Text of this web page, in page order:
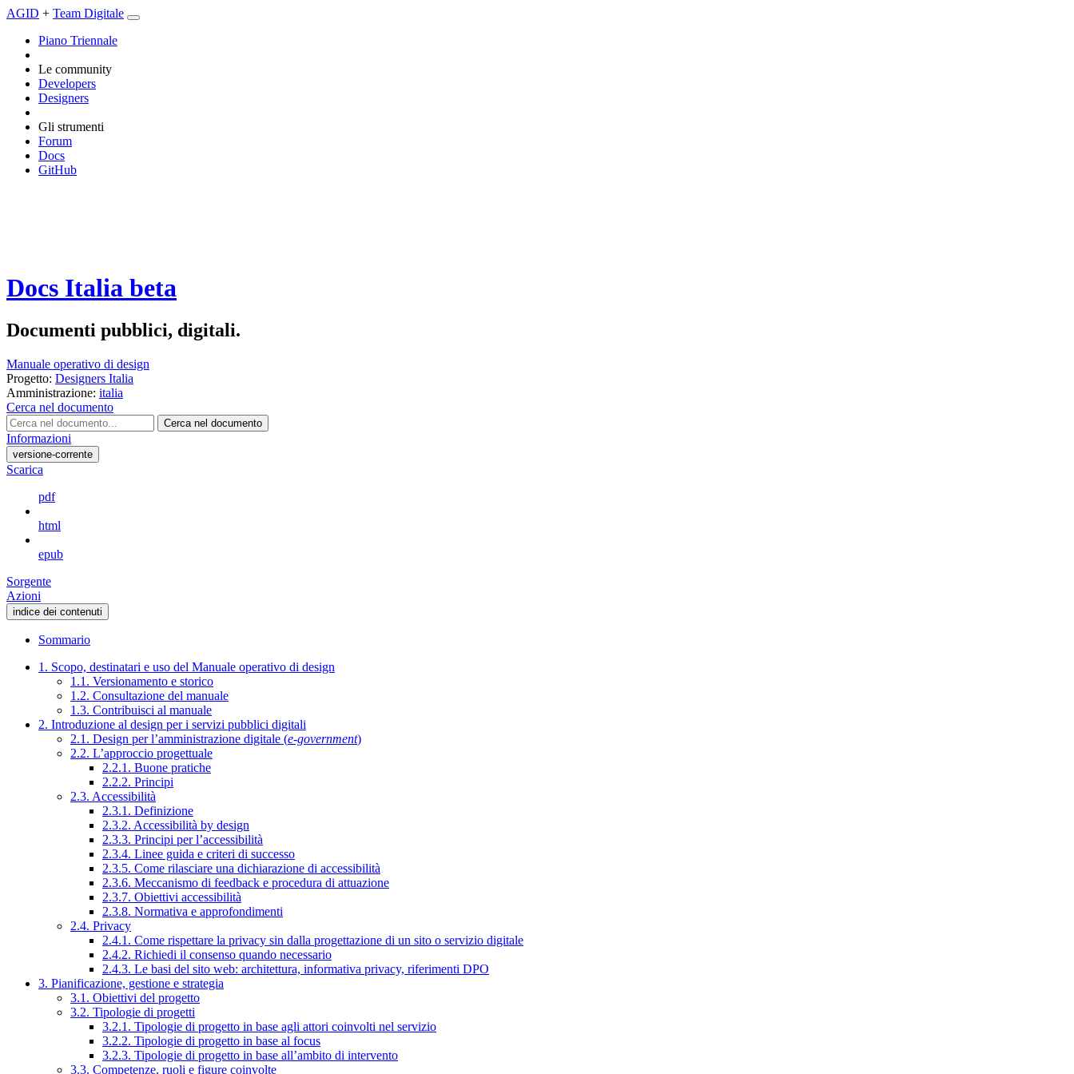
AGID + Team Digitale
Piano Triennale
Le community
Developers
Designers
Gli strumenti
Forum
Docs
GitHub
Docs Italia beta
Documenti pubblici, digitali.
Manuale operativo di design
Progetto: Designers Italia
Amministrazione: italia
Cerca nel documento
Cerca nel documento
Informazioni
versione-corrente
Scarica
pdf
html
epub
Sorgente
Azioni
indice dei contenuti
Sommario
1. Scopo, destinatari e uso del Manuale operativo di design
1.1. Versionamento e storico
1.2. Consultazione del manuale
1.3. Contribuisci al manuale
2. Introduzione al design per i servizi pubblici digitali
2.1. Design per l’amministrazione digitale (e-government)
2.2. L’approccio progettuale
2.2.1. Buone pratiche
2.2.2. Principi
2.3. Accessibilità
2.3.1. Definizione
2.3.2. Accessibilità by design
2.3.3. Principi per l’accessibilità
2.3.4. Linee guida e criteri di successo
2.3.5. Come rilasciare una dichiarazione di accessibilità
2.3.6. Meccanismo di feedback e procedura di attuazione
2.3.7. Obiettivi accessibilità
2.3.8. Normativa e approfondimenti
2.4. Privacy
2.4.1. Come rispettare la privacy sin dalla progettazione di un sito o servizio digitale
2.4.2. Richiedi il consenso quando necessario
2.4.3. Le basi del sito web: architettura, informativa privacy, riferimenti DPO
3. Pianificazione, gestione e strategia
3.1. Obiettivi del progetto
3.2. Tipologie di progetti
3.2.1. Tipologie di progetto in base agli attori coinvolti nel servizio
3.2.2. Tipologie di progetto in base al focus
3.2.3. Tipologie di progetto in base all’ambito di intervento
3.3. Competenze, ruoli e figure coinvolte